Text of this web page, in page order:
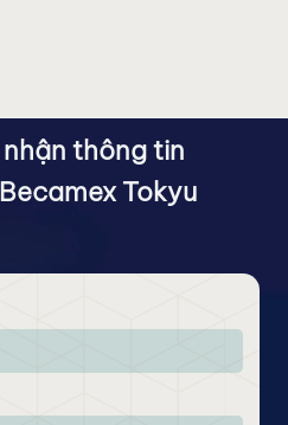
thông tin
Tokyu